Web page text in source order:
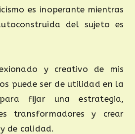
es inoperante mientras
del sujeto es
y creativo de mis
puede ser de utilidad en la
fijar una estrategia,
transformadores y crear
de calidad.